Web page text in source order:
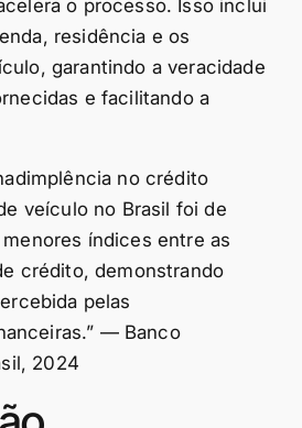
o processo. Isso inclui
residência e os
garantindo a veracidade
e facilitando a
no crédito
veículo no Brasil foi de
índices entre as
crédito, demonstrando
pelas
— Banco
2024